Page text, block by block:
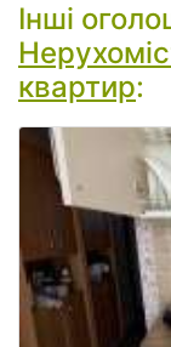
Інші
квартир: